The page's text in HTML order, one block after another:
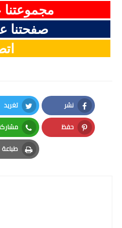
صفحتنا
نشر
Facebook
تغريد
Twitter
حفظ
Pinterest
طباعة
Print